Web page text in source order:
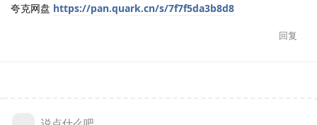
夸克网盘 https://pan.quark.cn/s/7f7f5da3b8d8
回复